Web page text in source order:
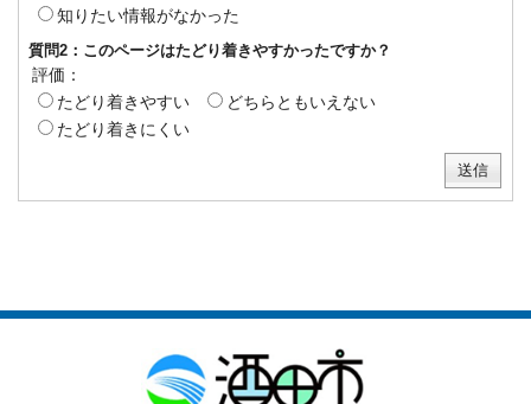
知りたい情報がなかった
質問2：このページはたどり着きやすかったですか？
評価：
たどり着きやすい
どちらともいえない
たどり着きにくい